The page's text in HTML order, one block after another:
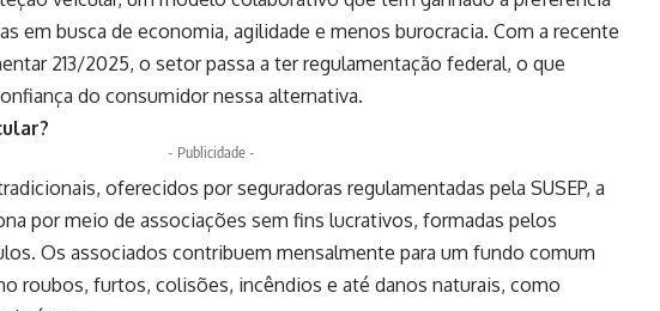
em busca de economia, agilidade e menos burocracia. Com a recente
213/2025, o setor passa a ter regulamentação federal, o que
do consumidor nessa alternativa.
- Publicidade -
oferecidos por seguradoras regulamentadas pela SUSEP, a
por meio de associações sem fins lucrativos, formadas pelos
Os associados contribuem mensalmente para um fundo comum
roubos, furtos, colisões, incêndios e até danos naturais, como